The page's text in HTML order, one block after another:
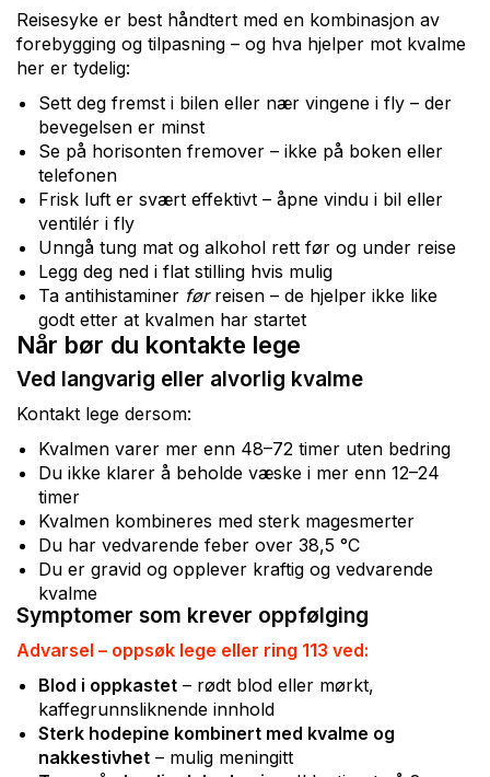
Reisesyke er best håndtert med en kombinasjon av
forebygging og tilpasning – og hva hjelper mot kvalme
her er tydelig:
Sett deg fremst i bilen eller nær vingene i fly – der
bevegelsen er minst
Se på horisonten fremover – ikke på boken eller
telefonen
Frisk luft er svært effektivt – åpne vindu i bil eller
ventilér i fly
Unngå tung mat og alkohol rett før og under reise
Legg deg ned i flat stilling hvis mulig
Ta antihistaminer førreisen – de hjelper ikke like
godt etter at kvalmen har startet
Når bør du kontakte lege
Ved langvarig eller alvorlig kvalme
Kontakt lege dersom:
Kvalmen varer mer enn 48–72 timer uten bedring
Du ikke klarer å beholde væske i mer enn 12–24
timer
Kvalmen kombineres med sterk magesmerter
Du har vedvarende feber over 38,5 °C
Du er gravid og opplever kraftig og vedvarende
kvalme
Symptomer som krever oppfølging
Advarsel – oppsøk lege eller ring 113 ved:
Blod i oppkastet – rødt blod eller mørkt,
kaffegrunnsliknende innhold
Sterk hodepine kombinert med kvalme og
nakkestivhet – mulig meningitt